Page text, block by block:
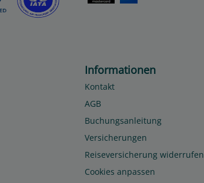
Informationen
Kontakt
AGB
Buchungsanleitung
Versicherungen
Reiseversicherung widerrufen
Cookies anpassen